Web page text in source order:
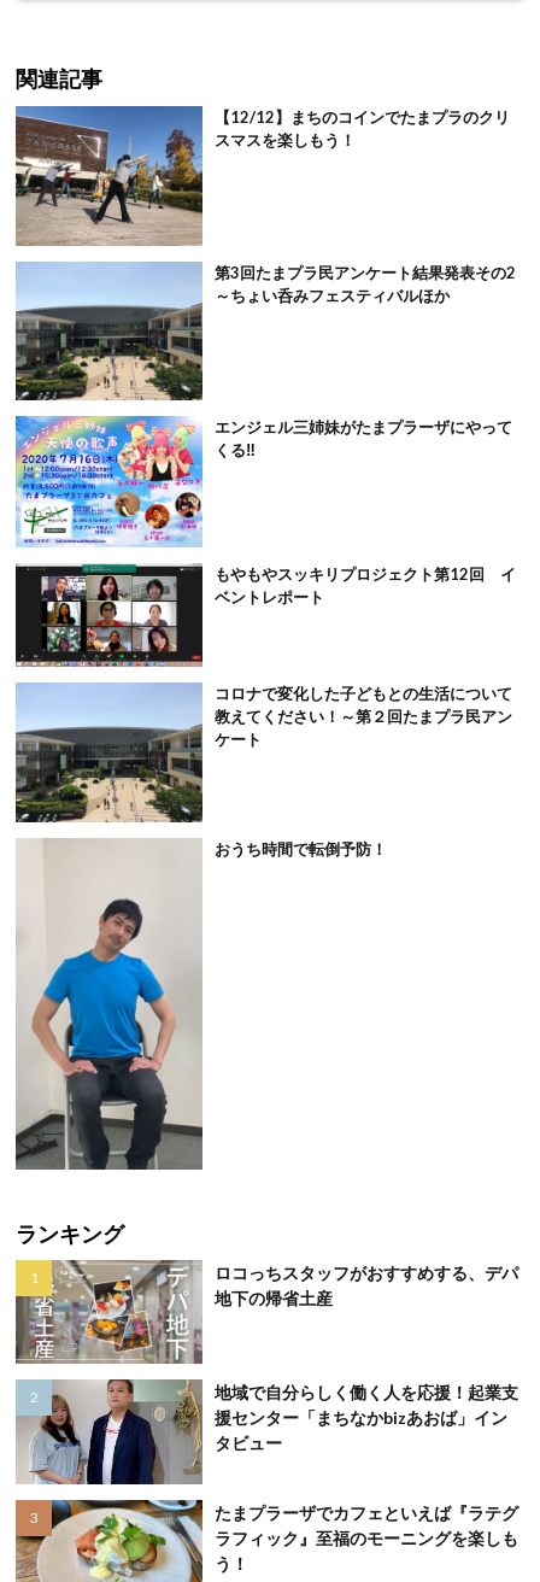
関連記事
【12/12】まちのコインでたまプラのクリ
スマスを楽しもう！
第3回たまプラ民アンケート結果発表その2
～ちょい呑みフェスティバルほか
エンジェル三姉妹がたまプラーザにやって
くる‼️
もやもやスッキリプロジェクト第12回 イ
ベントレポート
コロナで変化した子どもとの生活について
教えてください！～第２回たまプラ民アン
ケート
おうち時間で転倒予防！
ランキング
ロコっちスタッフがおすすめする、デパ
地下の帰省土産
地域で自分らしく働く人を応援！起業支
援センター「まちなかbizあおば」イン
タビュー
たまプラーザでカフェといえば『ラテグ
ラフィック』至福のモーニングを楽しも
う！